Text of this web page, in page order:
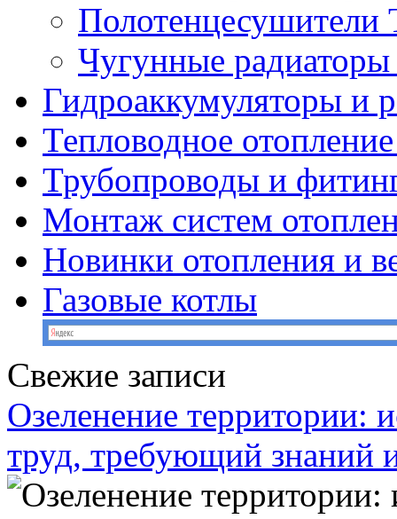
Чугунные
Гидроаккумуляторы и
Тепловодное
Трубопроводы и
Монтаж систем
Новинки отопления и
Газовые котлы
Свежие записи
Озеленение территории:
труд, требующий знаний